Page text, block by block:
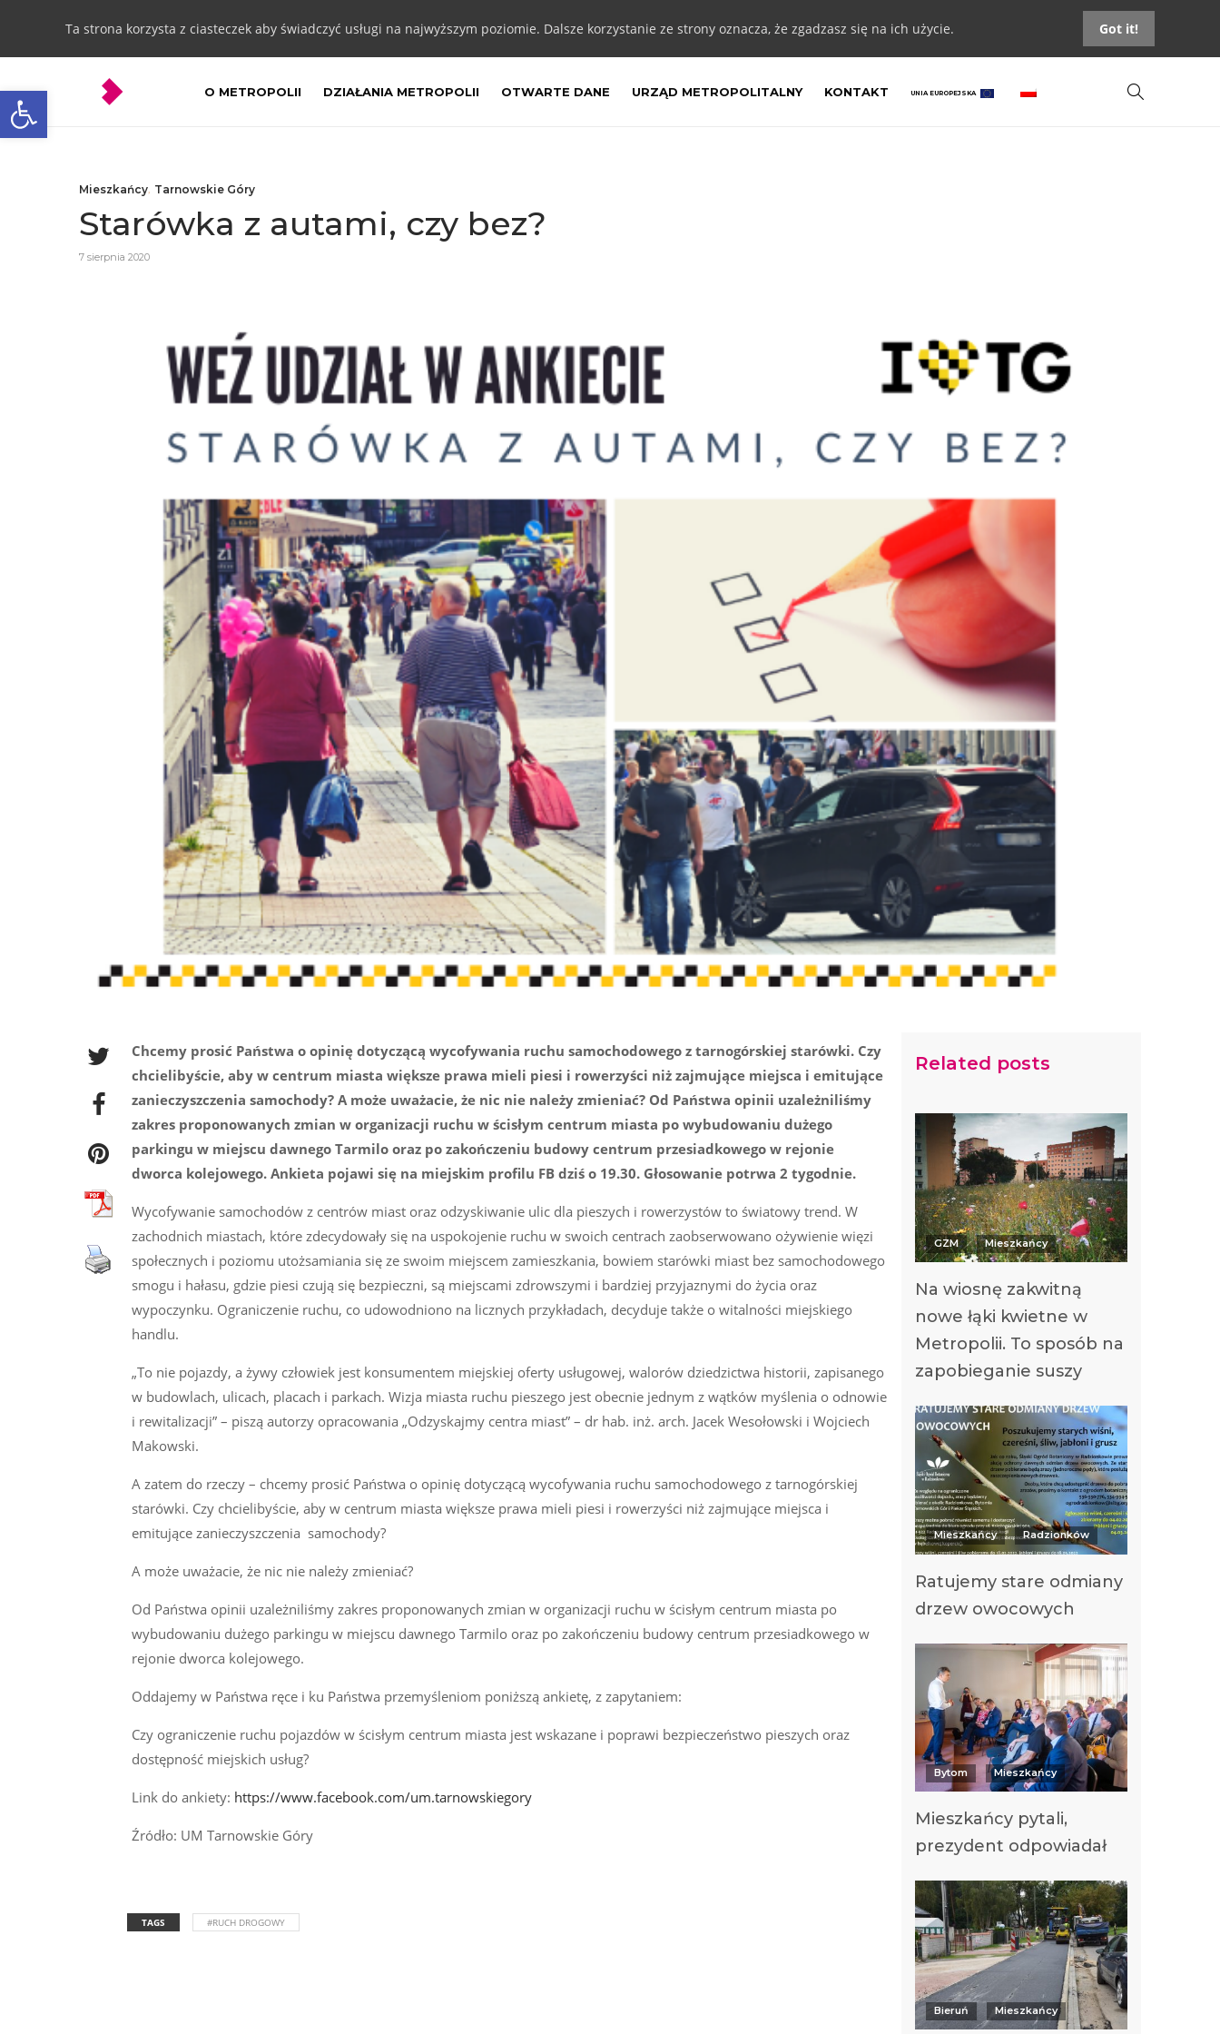
Otwórz pasek narzędzi
Ta strona korzysta z ciasteczek aby świadczyć usługi na najwyższym poziomie. Dalsze korzystanie ze strony oznacza, że zgadzasz się na ich użycie. Got it!
O METROPOLII DZIAŁANIA METROPOLII OTWARTE DANE URZĄD METROPOLITALNY KONTAKT UNIA EUROPEJSKA
Mieszkańcy, Tarnowskie Góry
Starówka z autami, czy bez?
7 sierpnia 2020
Chcemy prosić Państwa o opinię dotyczącą wycofywania ruchu samochodowego z tarnogórskiej starówki. Czy
chcielibyście, aby w centrum miasta większe prawa mieli piesi i rowerzyści niż zajmujące miejsca i emitujące
zanieczyszczenia samochody? A może uważacie, że nic nie należy zmieniać? Od Państwa opinii uzależniliśmy
zakres proponowanych zmian w organizacji ruchu w ścisłym centrum miasta po wybudowaniu dużego
parkingu w miejscu dawnego Tarmilo oraz po zakończeniu budowy centrum przesiadkowego w rejonie
dworca kolejowego. Ankieta pojawi się na miejskim profilu FB dziś o 19.30. Głosowanie potrwa 2 tygodnie.
Wycofywanie samochodów z centrów miast oraz odzyskiwanie ulic dla pieszych i rowerzystów to światowy trend. W
zachodnich miastach, które zdecydowały się na uspokojenie ruchu w swoich centrach zaobserwowano ożywienie więzi
społecznych i poziomu utożsamiania się ze swoim miejscem zamieszkania, bowiem starówki miast bez samochodowego
smogu i hałasu, gdzie piesi czują się bezpieczni, są miejscami zdrowszymi i bardziej przyjaznymi do życia oraz
wypoczynku. Ograniczenie ruchu, co udowodniono na licznych przykładach, decyduje także o witalności miejskiego
handlu.
„To nie pojazdy, a żywy człowiek jest konsumentem miejskiej oferty usługowej, walorów dziedzictwa historii, zapisanego
w budowlach, ulicach, placach i parkach. Wizja miasta ruchu pieszego jest obecnie jednym z wątków myślenia o odnowie
i rewitalizacji” – piszą autorzy opracowania „Odzyskajmy centra miast” – dr hab. inż. arch. Jacek Wesołowski i Wojciech
Makowski.
A zatem do rzeczy – chcemy prosić Państwa o opinię dotyczącą wycofywania ruchu samochodowego z tarnogórskiej
starówki. Czy chcielibyście, aby w centrum miasta większe prawa mieli piesi i rowerzyści niż zajmujące miejsca i
emitujące zanieczyszczenia samochody?
A może uważacie, że nic nie należy zmieniać?
Od Państwa opinii uzależniliśmy zakres proponowanych zmian w organizacji ruchu w ścisłym centrum miasta po
wybudowaniu dużego parkingu w miejscu dawnego Tarmilo oraz po zakończeniu budowy centrum przesiadkowego w
rejonie dworca kolejowego.
Oddajemy w Państwa ręce i ku Państwa przemyśleniom poniższą ankietę, z zapytaniem:
Czy ograniczenie ruchu pojazdów w ścisłym centrum miasta jest wskazane i poprawi bezpieczeństwo pieszych oraz
dostępność miejskich usług?
Link do ankiety: https://www.facebook.com/um.tarnowskiegory
Źródło: UM Tarnowskie Góry
TAGS #RUCH DROGOWY
Related posts
GZM Mieszkańcy
Na wiosnę zakwitną
nowe łąki kwietne w
Metropolii. To sposób na
zapobieganie suszy
Mieszkańcy Radzionków
Ratujemy stare odmiany
drzew owocowych
Bytom Mieszkańcy
Mieszkańcy pytali,
prezydent odpowiadał
Bieruń Mieszkańcy